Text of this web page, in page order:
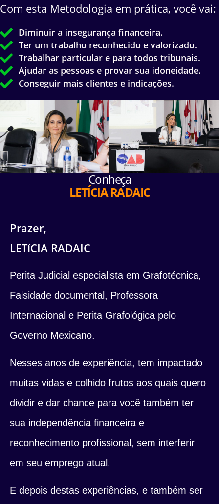
Com esta Metodologia em prática, você vai:
Diminuir a insegurança financeira.
Ter um trabalho reconhecido e valorizado.
Trabalhar particular e para todos tribunais.
Ajudar as pessoas e provar sua idoneidade.
Conseguir mais clientes e indicações.
Conheça
LETÍCIA RADAIC
Prazer,
LETíCIA RADAIC
Perita Judicial especialista em Grafotécnica,
Falsidade documental, Professora
Internacional e Perita Grafológica pelo
Governo Mexicano.
Nesses anos de experiência, tem impactado
muitas vidas e colhido frutos aos quais quero
dividir e dar chance para você também ter
sua independência financeira e
reconhecimento profissional, sem interferir
em seu emprego atual.
E depois destas experiências, e também ser